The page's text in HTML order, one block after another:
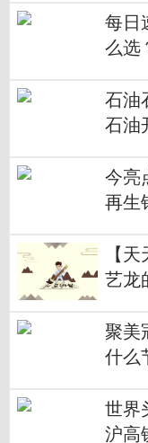
每日
么选
石油
石油
今亮
再生
【
艺龙
聚美
什么
世界
沪高